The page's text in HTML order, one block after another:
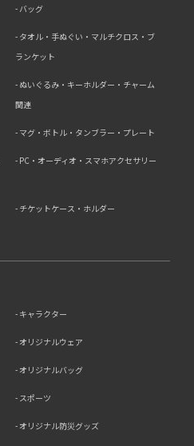
バッグ
タオル・手ぬぐい・マルチクロス・ブ
ランケット
ぬいぐるみ・キーホルダー・チャーム
関連
マグ・ボトル・タンブラー・プレート
PC・オーディオ・スマホアクセサリー
チケットケース・ホルダー
キャラクター
オリジナルウェア
オリジナルバッグ
スポーツ
オリジナル防災グッズ